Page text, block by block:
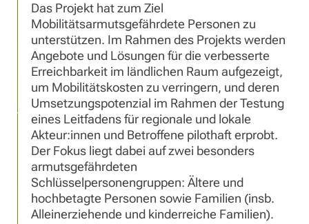
Das Projekt hat zum Ziel
Mobilitätsarmutsgefährdete Personen zu
unterstützen. Im Rahmen des Projekts werden
Angebote und Lösungen für die verbesserte
Erreichbarkeit im ländlichen Raum aufgezeigt,
um Mobilitätskosten zu verringern, und deren
Umsetzungspotenzial im Rahmen der Testung
eines Leitfadens für regionale und lokale
Akteur:innen und Betroffene pilothaft erprobt.
Der Fokus liegt dabei auf zwei besonders
armutsgefährdeten
Schlüsselpersonengruppen: Ältere und
hochbetagte Personen sowie Familien (insb.
Alleinerziehende und kinderreiche Familien).